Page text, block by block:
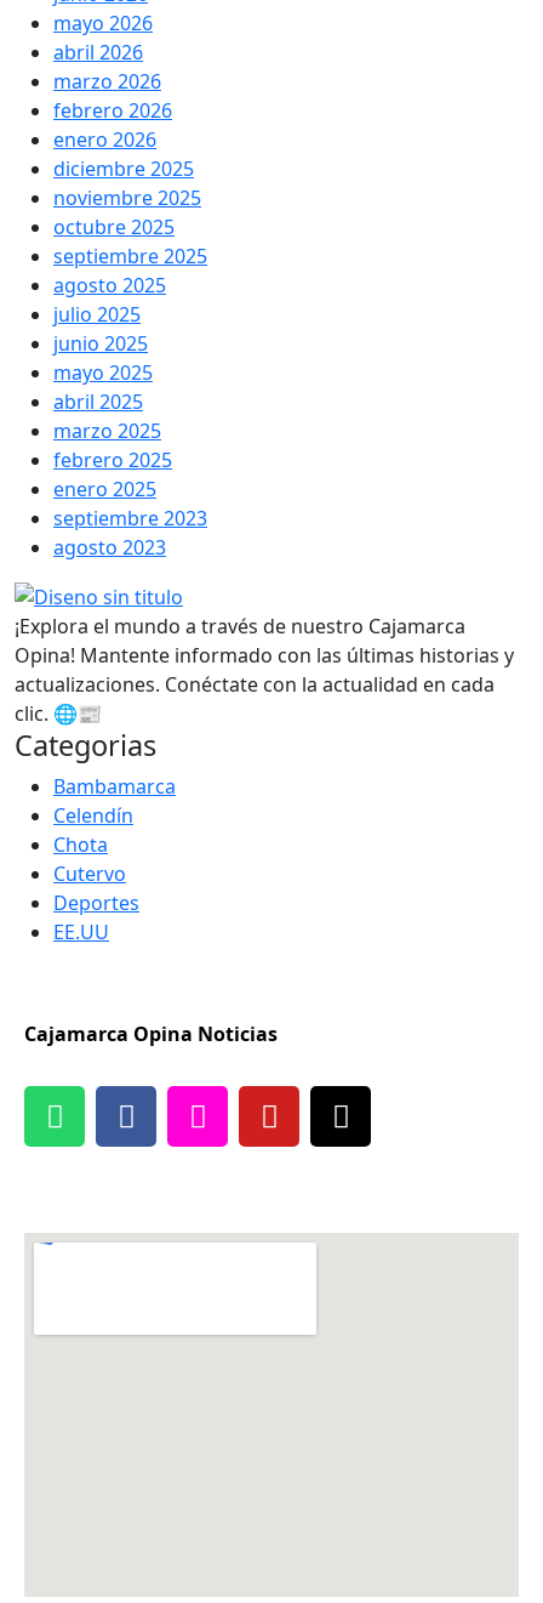
mayo 2026
abril 2026
marzo 2026
febrero 2026
enero 2026
diciembre 2025
noviembre 2025
octubre 2025
septiembre 2025
agosto 2025
julio 2025
junio 2025
mayo 2025
abril 2025
marzo 2025
febrero 2025
enero 2025
septiembre 2023
agosto 2023
¡Explora el mundo a través de nuestro Cajamarca
Opina! Mantente informado con las últimas historias y
actualizaciones. Conéctate con la actualidad en cada
clic. 🌐📰
Categorias
Bambamarca
Celendín
Chota
Cutervo
Deportes
EE.UU
Cajamarca Opina Noticias